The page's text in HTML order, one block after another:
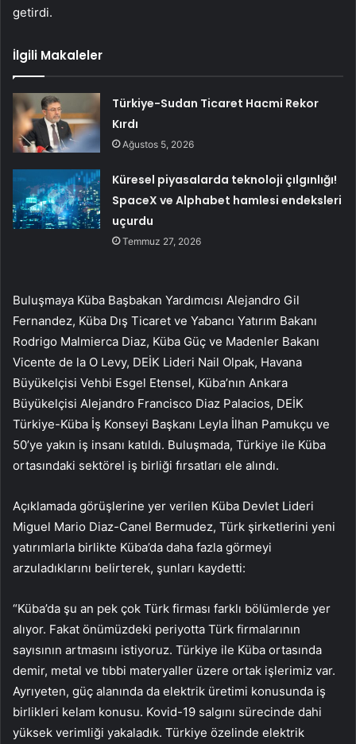
getirdi.
İlgili Makaleler
Türkiye-Sudan Ticaret Hacmi Rekor
Kırdı
Ağustos 5, 2026
Küresel piyasalarda teknoloji çılgınlığı!
SpaceX ve Alphabet hamlesi endeksleri
uçurdu
Temmuz 27, 2026
Buluşmaya Küba Başbakan Yardımcısı Alejandro Gil
Fernandez, Küba Dış Ticaret ve Yabancı Yatırım Bakanı
Rodrigo Malmierca Diaz, Küba Güç ve Madenler Bakanı
Vicente de la O Levy, DEİK Lideri Nail Olpak, Havana
Büyükelçisi Vehbi Esgel Etensel, Küba’nın Ankara
Büyükelçisi Alejandro Francisco Diaz Palacios, DEİK
Türkiye-Küba İş Konseyi Başkanı Leyla İlhan Pamukçu ve
50’ye yakın iş insanı katıldı. Buluşmada, Türkiye ile Küba
ortasındaki sektörel iş birliği fırsatları ele alındı.
Açıklamada görüşlerine yer verilen Küba Devlet Lideri
Miguel Mario Diaz-Canel Bermudez, Türk şirketlerini yeni
yatırımlarla birlikte Küba’da daha fazla görmeyi
arzuladıklarını belirterek, şunları kaydetti:
“Küba’da şu an pek çok Türk firması farklı bölümlerde yer
alıyor. Fakat önümüzdeki periyotta Türk firmalarının
sayısının artmasını istiyoruz. Türkiye ile Küba ortasında
demir, metal ve tıbbi materyaller üzere ortak işlerimiz var.
Ayrıyeten, güç alanında da elektrik üretimi konusunda iş
birlikleri kelam konusu. Kovid-19 salgını sürecinde dahi
yüksek verimliği yakaladık. Türkiye özelinde elektrik